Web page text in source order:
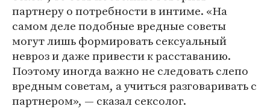
партнеру о потребности в интиме. «На
самом деле подобные вредные советы
могут лишь формировать сексуальный
невроз и даже привести к расставанию.
Поэтому иногда важно не следовать слепо
вредным советам, а учиться разговаривать с
партнером», — сказал сексолог.